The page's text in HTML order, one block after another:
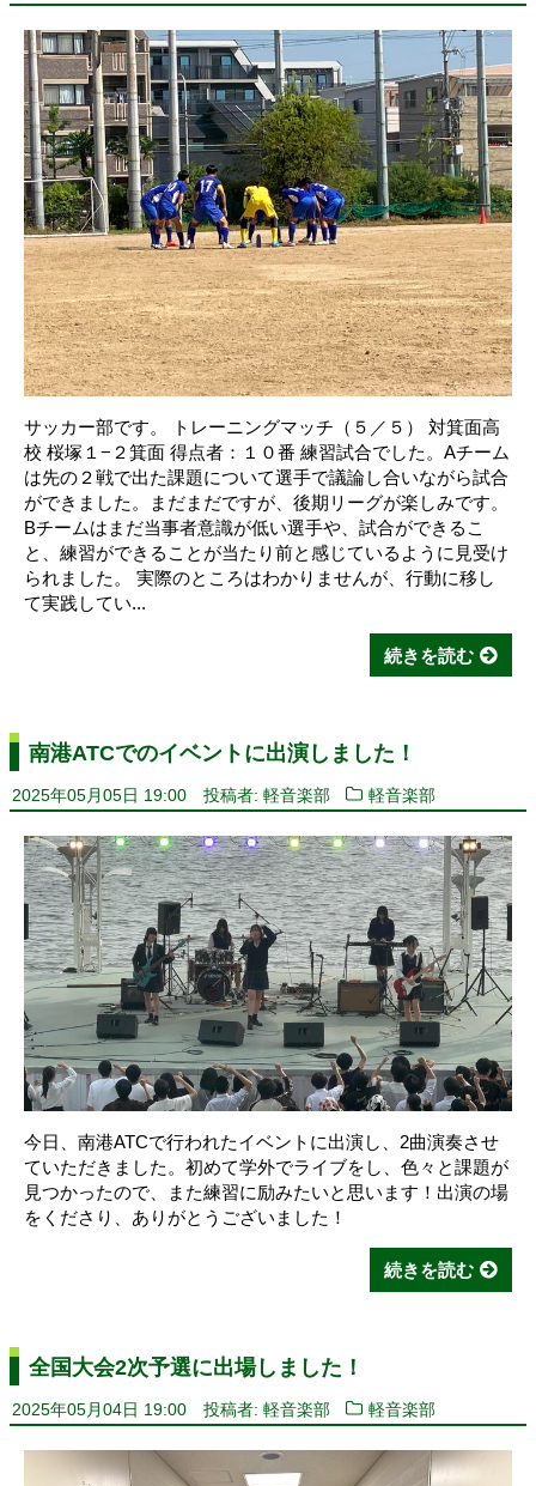
サッカー部です。 トレーニングマッチ（５／５） 対箕面高
校 桜塚１−２箕面 得点者：１０番 練習試合でした。Aチーム
は先の２戦で出た課題について選手で議論し合いながら試合
ができました。まだまだですが、後期リーグが楽しみです。
Bチームはまだ当事者意識が低い選手や、試合ができるこ
と、練習ができることが当たり前と感じているように見受け
られました。 実際のところはわかりませんが、行動に移し
て実践してい...
続きを読む
南港ATCでのイベントに出演しました！
2025年05月05日 19:00 投稿者: 軽音楽部 軽音楽部
今日、南港ATCで行われたイベントに出演し、2曲演奏させ
ていただきました。初めて学外でライブをし、色々と課題が
見つかったので、また練習に励みたいと思います！出演の場
をくださり、ありがとうございました！
続きを読む
全国大会2次予選に出場しました！
2025年05月04日 19:00 投稿者: 軽音楽部 軽音楽部